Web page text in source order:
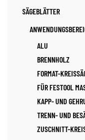
SÄGEBLÄTTER
ALU
BRENNHOLZ
FORMAT-
FÜR FESTOOL
KAPP- UND
TRENN- UND
ZUSCHNITT-